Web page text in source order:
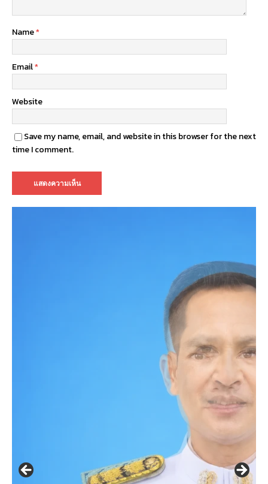
Name*
Email*
Website
Save my name, email, and website in this browser for the next
time I comment.